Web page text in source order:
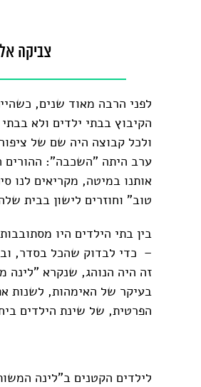
צביקה
לפני הרבה מאוד שנים,
הקיבוץ בבתי ילדים ולא
ולכל קבוצה היה שם של
ערב היתה "השכבה": ההורים
אותנו במיטה, מקריאים לנו
טוב" וחוזרים לישון בבית
בין בתי הילדים היו
– כדי לבדוק שהכל בסדר,
זה היה הנוהג, שנקרא
בעיקר של האימהות, לשנות
הפרטית, של שינת הילדים
לילדים הקטנים ב"לינה